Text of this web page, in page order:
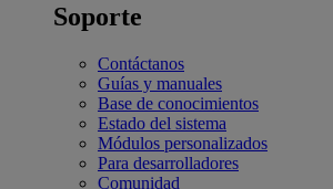
Soporte
Contáctanos
Guías y manuales
Base de conocimientos
Estado del sistema
Módulos personalizados
Para desarrolladores
Comunidad